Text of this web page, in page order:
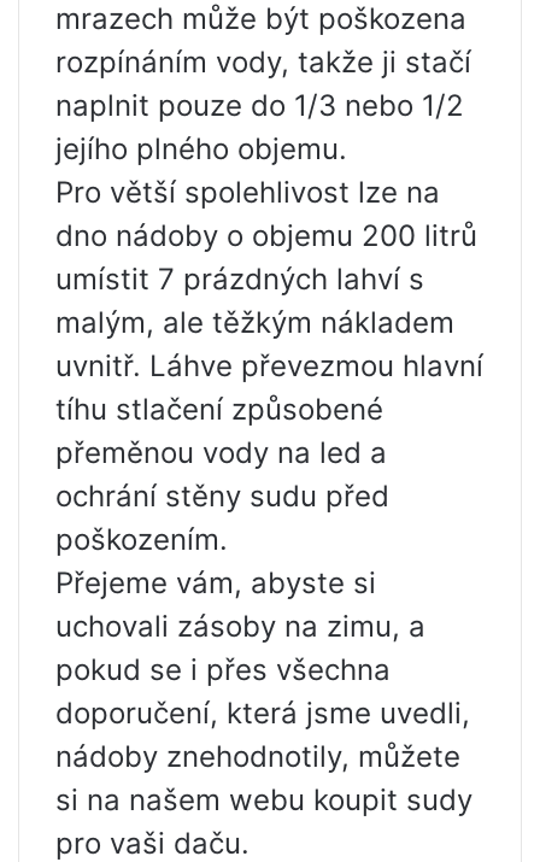
mrazech může být poškozena
rozpínáním vody, takže ji stačí
naplnit pouze do 1/3 nebo 1/2
jejího plného objemu.
Pro větší spolehlivost lze na
dno nádoby o objemu 200 litrů
umístit 7 prázdných lahví s
malým, ale těžkým nákladem
uvnitř. Láhve převezmou hlavní
tíhu stlačení způsobené
přeměnou vody na led a
ochrání stěny sudu před
poškozením.
Přejeme vám, abyste si
uchovali zásoby na zimu, a
pokud se i přes všechna
doporučení, která jsme uvedli,
nádoby znehodnotily, můžete
si na našem webu koupit sudy
pro vaši daču.